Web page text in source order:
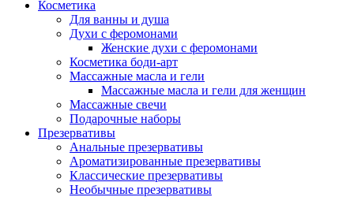
Косметика
Для ванны и душа
Духи с феромонами
Женские духи с феромонами
Косметика боди-арт
Массажные масла и гели
Массажные масла и гели для женщин
Массажные свечи
Подарочные наборы
Презервативы
Анальные презервативы
Ароматизированные презервативы
Классические презервативы
Необычные презервативы